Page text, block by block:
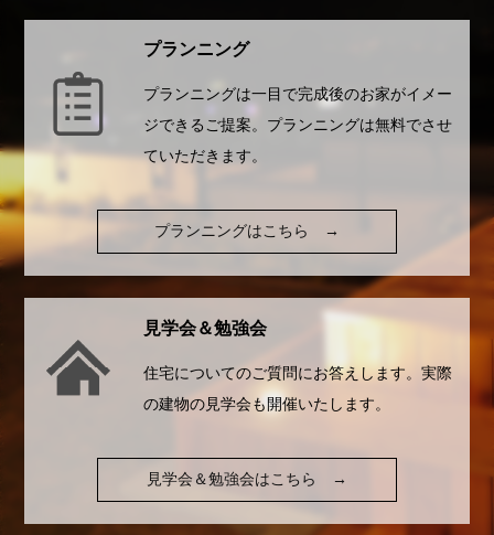
プランニング
プランニングは一目で完成後のお家がイメー
ジできるご提案。プランニングは無料でさせ
ていただきます。
プランニングはこちら →
見学会＆勉強会
住宅についてのご質問にお答えします。実際
の建物の見学会も開催いたします。
見学会＆勉強会はこちら →